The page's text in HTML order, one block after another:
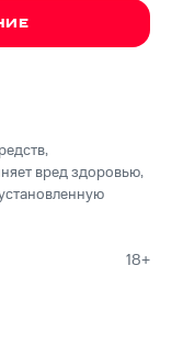
вред здоровью,
18+